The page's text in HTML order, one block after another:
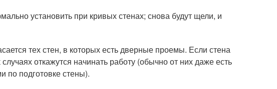
установить при кривых стенах; снова будут щели, и
тех стен, в которых есть дверные проемы. Если стена
откажутся начинать работу (обычно от них даже есть
по подготовке стены).